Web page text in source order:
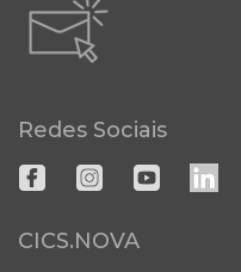
Redes Sociais
CICS.NOVA